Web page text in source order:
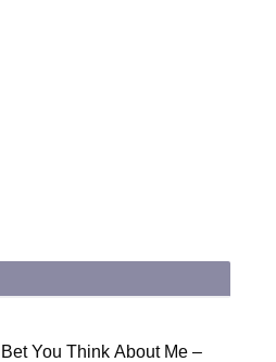
I Bet You Think About Me –